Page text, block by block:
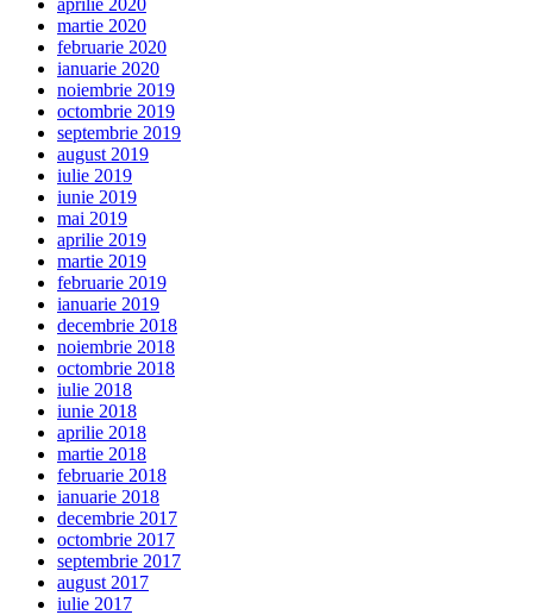
martie 2020
februarie 2020
ianuarie 2020
noiembrie 2019
octombrie 2019
septembrie 2019
august 2019
iulie 2019
iunie 2019
mai 2019
aprilie 2019
martie 2019
februarie 2019
ianuarie 2019
decembrie 2018
noiembrie 2018
octombrie 2018
iulie 2018
iunie 2018
aprilie 2018
martie 2018
februarie 2018
ianuarie 2018
decembrie 2017
octombrie 2017
septembrie 2017
august 2017
iulie 2017